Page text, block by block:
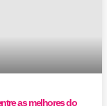
as melhores do